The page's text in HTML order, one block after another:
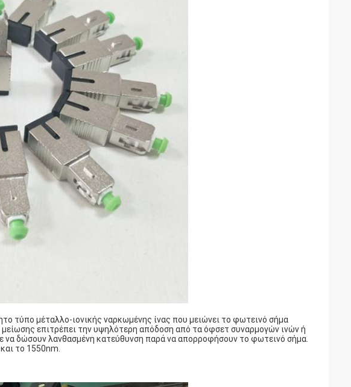
τύπο μέταλλο-ιονικής ναρκωμένης ίνας που μειώνει το φωτεινό σήμα
επιτρέπει την υψηλότερη απόδοση από τα όφσετ συναρμογών ινών ή
να δώσουν λανθασμένη κατεύθυνση παρά να απορροφήσουν το φωτεινό σήμα.
το 1550nm.